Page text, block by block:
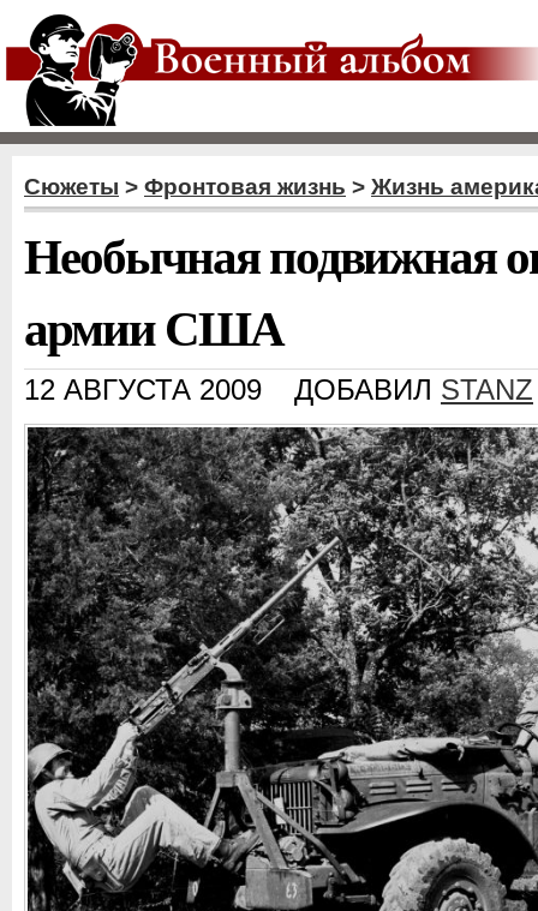
Сюжеты > Фронтовая жизнь > Жизнь
Необычная подвижная
армии США
12 АВГУСТА 2009 ДОБАВИЛ STANZ